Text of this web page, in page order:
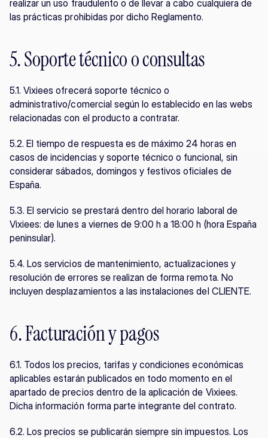
realizar un uso fraudulento o de llevar a cabo cualquiera de
las prácticas prohibidas por dicho Reglamento.
5. Soporte técnico o consultas
5.1. Vixiees ofrecerá soporte técnico o
administrativo/comercial según lo establecido en las webs
relacionadas con el producto a contratar.
5.2. El tiempo de respuesta es de máximo 24 horas en
casos de incidencias y soporte técnico o funcional, sin
considerar sábados, domingos y festivos oficiales de
España.
5.3. El servicio se prestará dentro del horario laboral de
Vixiees: de lunes a viernes de 9:00 h a 18:00 h (hora España
peninsular).
5.4. Los servicios de mantenimiento, actualizaciones y
resolución de errores se realizan de forma remota. No
incluyen desplazamientos a las instalaciones del CLIENTE.
6. Facturación y pagos
6.1. Todos los precios, tarifas y condiciones económicas
aplicables estarán publicados en todo momento en el
apartado de precios dentro de la aplicación de Vixiees.
Dicha información forma parte integrante del contrato.
6.2. Los precios se publicarán siempre sin impuestos. Los